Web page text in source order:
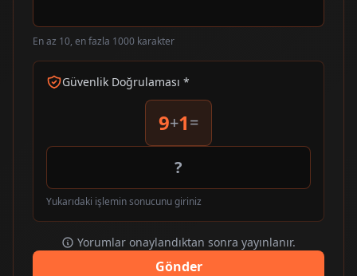
En az 10, en fazla 1000 karakter
Güvenlik Doğrulaması *
9+1=
Yukarıdaki işlemin sonucunu giriniz
Yorumlar onaylandıktan sonra yayınlanır.
Gönder